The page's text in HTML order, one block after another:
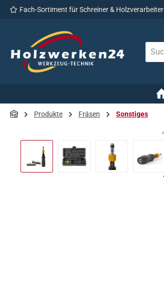
Hauptinhalt springen
Zur Suche springen
Zur Hauptnavigation springen
Fach-Sortiment für Schreiner & Holzverarbeiter
Produkte Fräsen Sonstiges
Bildergalerie überspringen